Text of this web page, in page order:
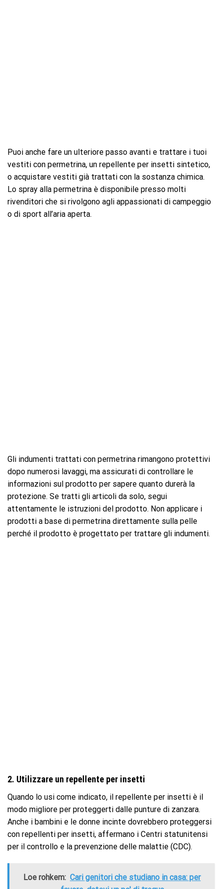
Puoi anche fare un ulteriore passo avanti e trattare i tuoi
vestiti con permetrina, un repellente per insetti sintetico,
o acquistare vestiti già trattati con la sostanza chimica.
Lo spray alla permetrina è disponibile presso molti
rivenditori che si rivolgono agli appassionati di campeggio
o di sport all’aria aperta.
Gli indumenti trattati con permetrina rimangono protettivi
dopo numerosi lavaggi, ma assicurati di controllare le
informazioni sul prodotto per sapere quanto durerà la
protezione. Se tratti gli articoli da solo, segui
attentamente le istruzioni del prodotto. Non applicare i
prodotti a base di permetrina direttamente sulla pelle
perché il prodotto è progettato per trattare gli indumenti.
2. Utilizzare un repellente per insetti
Quando lo usi come indicato, il repellente per insetti è il
modo migliore per proteggerti dalle punture di zanzara.
Anche i bambini e le donne incinte dovrebbero proteggersi
con repellenti per insetti, affermano i Centri statunitensi
per il controllo e la prevenzione delle malattie (CDC).
Loe rohkem: Cari genitori che studiano in casa: per